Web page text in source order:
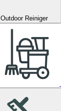
Outdoor Reiniger